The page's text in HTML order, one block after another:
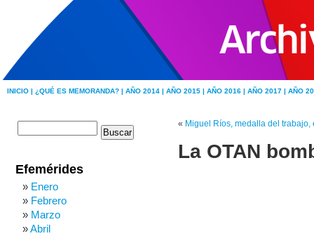
INICIO | ¿QUÉ ES MEMORANDA? | AÑO 2014 | AÑO 2015 | AÑO 2016 | AÑO 2017 | AÑO
« Miguel Ríos, medalla del
La OTAN
Efemérides
Enero
Febrero
Marzo
Abril